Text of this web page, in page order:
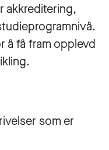
akkreditering,
å få fram opplevd
som er